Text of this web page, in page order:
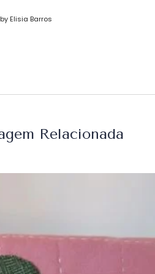
Elisia Barros
Relacionada